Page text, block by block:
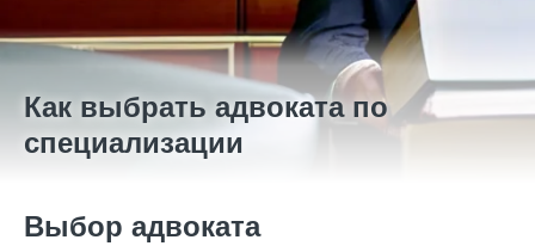
Как выбрать адвоката по
специализации
Выбор адвоката